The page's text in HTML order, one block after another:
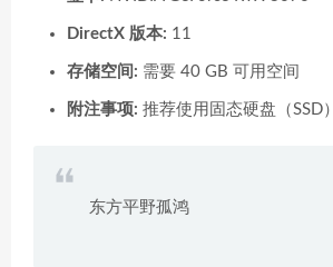
DirectX 版本: 11
存储空间: 需要 40 GB 可用空间
附注事项: 推荐使用固态硬盘（SSD）
东方平野孤鸿